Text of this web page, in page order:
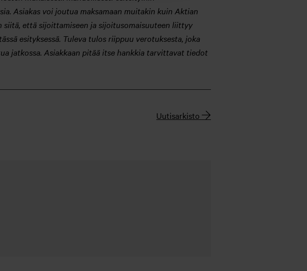
Asiakas voi joutua maksamaan muitakin kuin Aktian
että sijoittamiseen ja sijoitusomaisuuteen liittyy
esityksessä. Tuleva tulos riippuu verotuksesta, joka
jatkossa. Asiakkaan pitää itse hankkia tarvittavat tiedot
Uutisarkisto